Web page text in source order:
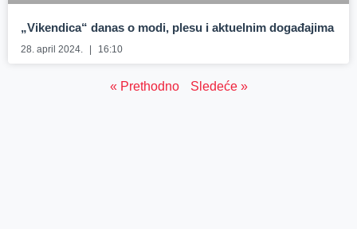
„Vikendica“ danas o modi, plesu i aktuelnim događajima
28. april 2024. 16:10
« Prethodno Sledeće »